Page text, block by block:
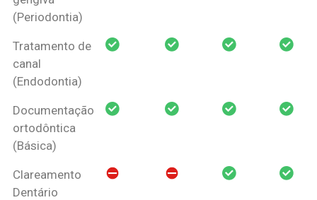
(Periodontia)
Tratamento de
canal
(Endodontia)
Documentação
ortodôntica
(Básica)
Clareamento
Dentário